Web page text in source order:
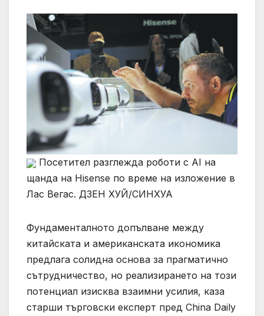
Посетител разглежда роботи с AI на
щанда на Hisense по време на изложение в
Лас Вегас. ДЗЕН ХУЙ/СИНХУА
Фундаменталното допълване между
китайската и американската икономика
предлага солидна основа за прагматично
сътрудничество, но реализирането на този
потенциал изисква взаимни усилия, каза
старши търговски експерт пред China Daily